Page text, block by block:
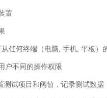
置
任何终端（电脑, 手机, 平板）
户不同的操作权限
测试项目和阀值，记录测试数据